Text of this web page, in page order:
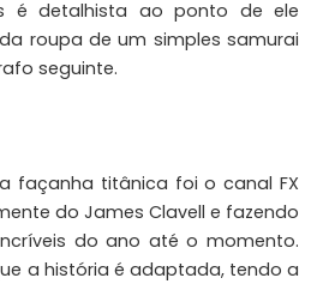
é detalhista ao ponto de ele
roupa de um simples samurai
seguinte.
façanha titânica foi o canal FX
do James Clavell e fazendo
do ano até o momento.
a história é adaptada, tendo a